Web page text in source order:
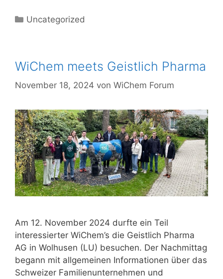
Uncategorized
WiChem meets Geistlich Pharma
November 18, 2024 von WiChem Forum
Am 12. November 2024 durfte ein Teil
interessierter WiChem’s die Geistlich Pharma
AG in Wolhusen (LU) besuchen. Der Nachmittag
begann mit allgemeinen Informationen über das
Schweizer Familienunternehmen und